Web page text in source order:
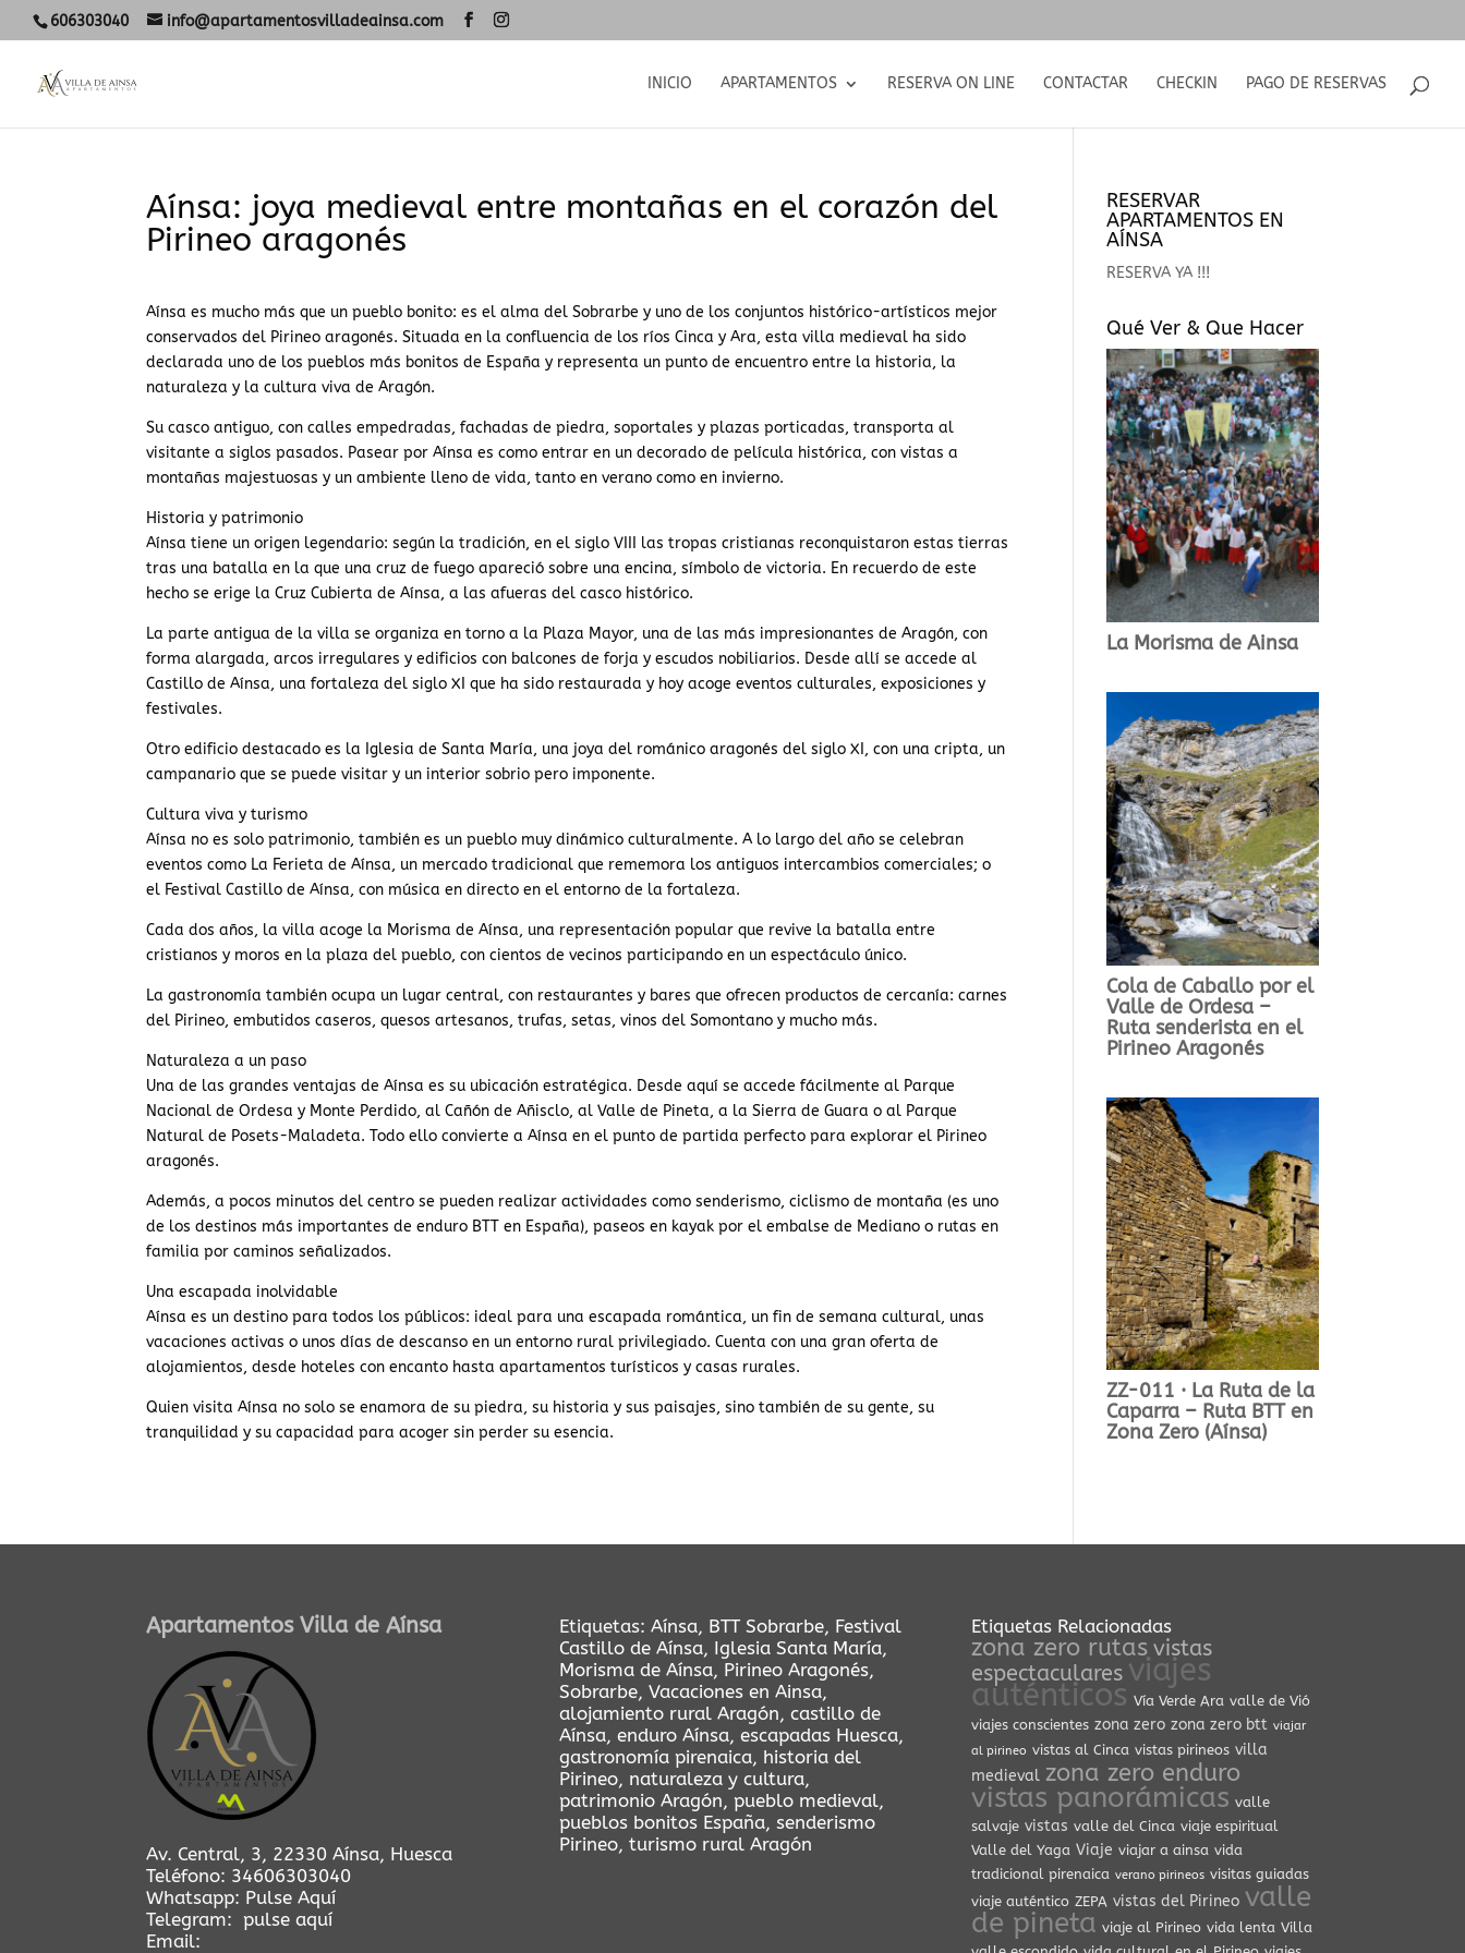
606303040 info@apartamentosvilladeainsa.com
INICIO APARTAMENTOS RESERVA ON LINE CONTACTAR CHECKIN PAGO DE RESERVAS
Aínsa: joya medieval entre montañas en el corazón del
Pirineo aragonés
Aínsa es mucho más que un pueblo bonito: es el alma del Sobrarbe y uno de los conjuntos histórico-artísticos mejor
conservados del Pirineo aragonés. Situada en la confluencia de los ríos Cinca y Ara, esta villa medieval ha sido
declarada uno de los pueblos más bonitos de España y representa un punto de encuentro entre la historia, la
naturaleza y la cultura viva de Aragón.
Su casco antiguo, con calles empedradas, fachadas de piedra, soportales y plazas porticadas, transporta al
visitante a siglos pasados. Pasear por Aínsa es como entrar en un decorado de película histórica, con vistas a
montañas majestuosas y un ambiente lleno de vida, tanto en verano como en invierno.
Historia y patrimonio
Aínsa tiene un origen legendario: según la tradición, en el siglo VIII las tropas cristianas reconquistaron estas tierras
tras una batalla en la que una cruz de fuego apareció sobre una encina, símbolo de victoria. En recuerdo de este
hecho se erige la Cruz Cubierta de Aínsa, a las afueras del casco histórico.
La parte antigua de la villa se organiza en torno a la Plaza Mayor, una de las más impresionantes de Aragón, con
forma alargada, arcos irregulares y edificios con balcones de forja y escudos nobiliarios. Desde allí se accede al
Castillo de Aínsa, una fortaleza del siglo XI que ha sido restaurada y hoy acoge eventos culturales, exposiciones y
festivales.
Otro edificio destacado es la Iglesia de Santa María, una joya del románico aragonés del siglo XI, con una cripta, un
campanario que se puede visitar y un interior sobrio pero imponente.
Cultura viva y turismo
Aínsa no es solo patrimonio, también es un pueblo muy dinámico culturalmente. A lo largo del año se celebran
eventos como La Ferieta de Aínsa, un mercado tradicional que rememora los antiguos intercambios comerciales; o
el Festival Castillo de Aínsa, con música en directo en el entorno de la fortaleza.
Cada dos años, la villa acoge la Morisma de Aínsa, una representación popular que revive la batalla entre
cristianos y moros en la plaza del pueblo, con cientos de vecinos participando en un espectáculo único.
La gastronomía también ocupa un lugar central, con restaurantes y bares que ofrecen productos de cercanía: carnes
del Pirineo, embutidos caseros, quesos artesanos, trufas, setas, vinos del Somontano y mucho más.
Naturaleza a un paso
Una de las grandes ventajas de Aínsa es su ubicación estratégica. Desde aquí se accede fácilmente al Parque
Nacional de Ordesa y Monte Perdido, al Cañón de Añisclo, al Valle de Pineta, a la Sierra de Guara o al Parque
Natural de Posets-Maladeta. Todo ello convierte a Aínsa en el punto de partida perfecto para explorar el Pirineo
aragonés.
Además, a pocos minutos del centro se pueden realizar actividades como senderismo, ciclismo de montaña (es uno
de los destinos más importantes de enduro BTT en España), paseos en kayak por el embalse de Mediano o rutas en
familia por caminos señalizados.
Una escapada inolvidable
Aínsa es un destino para todos los públicos: ideal para una escapada romántica, un fin de semana cultural, unas
vacaciones activas o unos días de descanso en un entorno rural privilegiado. Cuenta con una gran oferta de
alojamientos, desde hoteles con encanto hasta apartamentos turísticos y casas rurales.
Quien visita Aínsa no solo se enamora de su piedra, su historia y sus paisajes, sino también de su gente, su
tranquilidad y su capacidad para acoger sin perder su esencia.
RESERVAR
APARTAMENTOS EN
AÍNSA
RESERVA YA !!!
Qué Ver & Que Hacer
La Morisma de Ainsa
Cola de Caballo por el
Valle de Ordesa –
Ruta senderista en el
Pirineo Aragonés
ZZ-011 · La Ruta de la
Caparra – Ruta BTT en
Zona Zero (Aínsa)
Apartamentos Villa de Aínsa
Av. Central, 3, 22330 Aínsa, Huesca
Teléfono: 34606303040
Whatsapp: Pulse Aquí
Telegram: pulse aquí
Email:
Etiquetas: Aínsa, BTT Sobrarbe, Festival
Castillo de Aínsa, Iglesia Santa María,
Morisma de Aínsa, Pirineo Aragonés,
Sobrarbe, Vacaciones en Ainsa,
alojamiento rural Aragón, castillo de
Aínsa, enduro Aínsa, escapadas Huesca,
gastronomía pirenaica, historia del
Pirineo, naturaleza y cultura,
patrimonio Aragón, pueblo medieval,
pueblos bonitos España, senderismo
Pirineo, turismo rural Aragón
Etiquetas Relacionadas
zona zero rutas vistas
espectaculares viajes
auténticos Vía Verde Ara valle de Vió
viajes conscientes zona zero zona zero btt viajar
al pirineo vistas al Cinca vistas pirineos villa
medieval zona zero enduro
vistas panorámicas valle
salvaje vistas valle del Cinca viaje espiritual
Valle del Yaga Viaje viajar a ainsa vida
tradicional pirenaica verano pirineos visitas guiadas
viaje auténtico ZEPA vistas del Pirineo valle
de pineta viaje al Pirineo vida lenta Villa